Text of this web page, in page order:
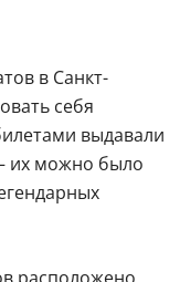
в Санкт-
себя
выдавали
их можно было